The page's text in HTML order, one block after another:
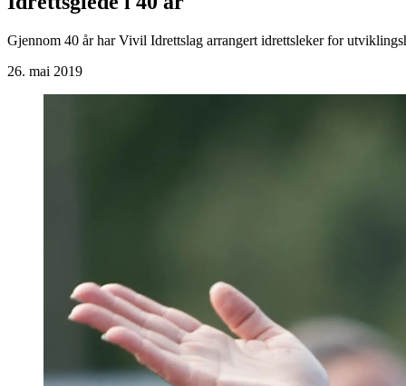
Gjennom 40 år har Vivil Idrettslag arrangert idrettsleker for
26. mai 2019